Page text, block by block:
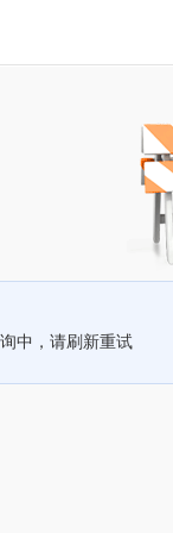
中，请刷新重试